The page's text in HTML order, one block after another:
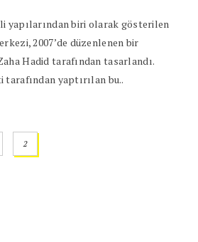
yapılarından biri olarak gösterilen
2007’de düzenlenen bir
Hadid tarafından tasarlandı.
yaptırılan bu..
2